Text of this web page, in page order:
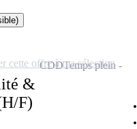
&
F)
CDDTemps plein
cette offre à ma sélection